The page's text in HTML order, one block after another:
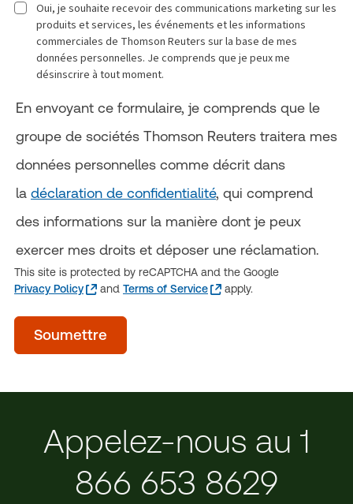
Oui, je souhaite recevoir des communications marketing sur les
produits et services, les événements et les informations
commerciales de Thomson Reuters sur la base de mes
données personnelles. Je comprends que je peux me
désinscrire à tout moment.
En envoyant ce formulaire, je comprends que le
groupe de sociétés Thomson Reuters traitera mes
données personnelles comme décrit dans
la déclaration de confidentialité, qui comprend
des informations sur la manière dont je peux
exercer mes droits et déposer une réclamation.
This site is protected by reCAPTCHA and the Google
Privacy Policy
and Terms of Service apply.
acceptTerms
(Optional)
Soumettre
Appelez-nous au 1
866 653 8629